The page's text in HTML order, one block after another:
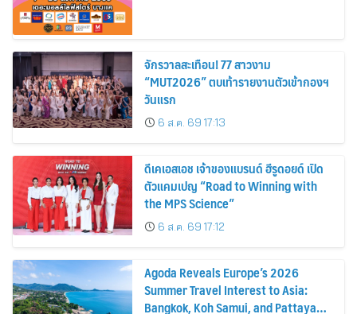
จักรวาลสะเทือน! 77 สาวงาม
“MUT2026” ตบเท้ารายงานตัวเข้ากองฯ
วันแรก
6 ส.ค. 69 17:13
ดีเคเอสเอช เจ้าของแบรนด์ ฮีรูดอยด์ เปิด
ตัวแคมเปญ “Road to Winning with
the MPS Science”
6 ส.ค. 69 17:12
Agoda Reveals Europe’s 2026
Summer Travel Interest to Asia:
Bangkok, Koh Samui, and Pattaya